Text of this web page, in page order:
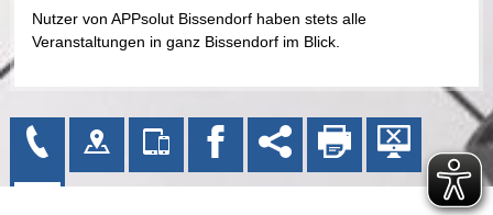
Nutzer von APPsolut Bissendorf haben stets alle
Veranstaltungen in ganz Bissendorf im Blick.